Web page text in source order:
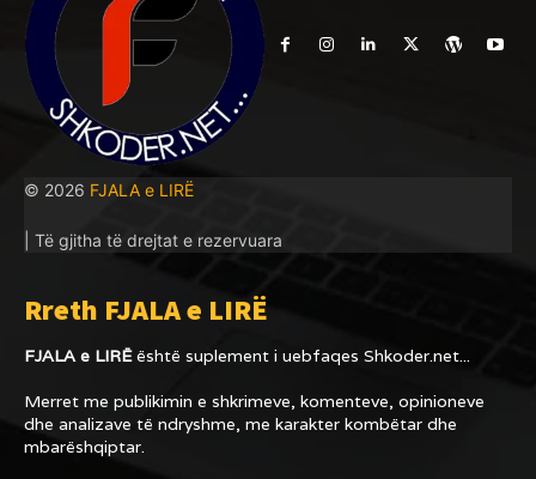
© 2026 FJALA e LIRË
| Të gjitha të drejtat e rezervuara
Rreth FJALA e LIRË
FJALA e LIRËështë suplement i uebfaqes Shkoder.net...
Merret me publikimin e shkrimeve, komenteve, opinioneve
dhe analizave të ndryshme, me karakter kombëtar dhe
mbarëshqiptar.